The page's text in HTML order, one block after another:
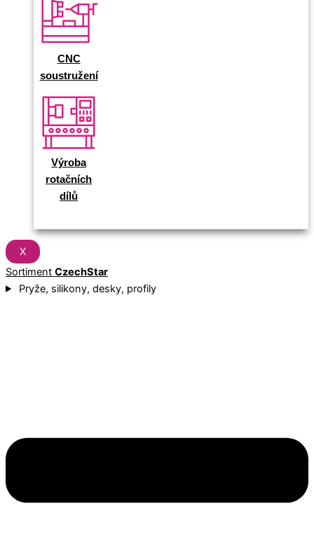
CNC
soustružení
Výroba
rotačních
dílů
X
Sortiment CzechStar
Pryže, silikony, desky, profily